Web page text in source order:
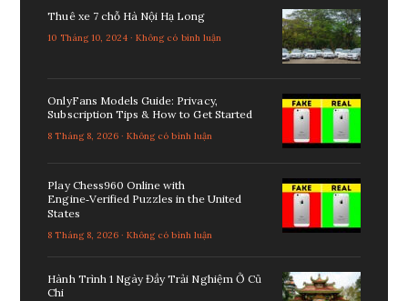
Thuê xe 7 chỗ Hà Nội Hạ Long
10 Tháng 10, 2024 · Không có bình luận
OnlyFans Models Guide: Privacy,
Subscription Tips & How to Get Started
8 Tháng 8, 2026 · Không có bình luận
Play Chess960 Online with
Engine‑Verified Puzzles in the United
States
8 Tháng 8, 2026 · Không có bình luận
Hành Trình 1 Ngày Đầy Trải Nghiệm Ở Củ
Chi